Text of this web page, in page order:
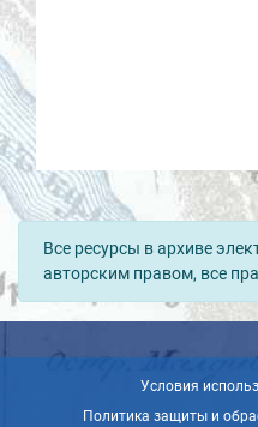
Все ресурсы в архиве
авторским правом, все
Условия
Политика защиты и